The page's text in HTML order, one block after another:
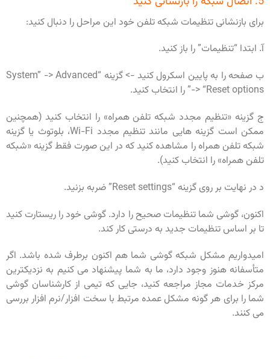
برای بازنشانی تنظیمات شبکه تلفن خود این مراحل را دنبال کنید:
آ. ابتدا “تنظیمات” را باز کنید.
ب صفحه را به پایین اسکرول کنید -> گزینه “System” -> Advanced
-> “Reset options” را انتخاب کنید.
ج گزینه «تنظیم مجدد شبکه تلفن همراه» را انتخاب کنید (همچنین
ممکن است گزینه هایی مانند تنظیم مجدد Wi-Fi، بلوتوث یا گزینه
شبکه تلفن همراه را مشاهده کنید که در این صورت فقط گزینه «شبکه
تلفن همراه» را انتخاب کنید).
د در نهایت بر روی گزینه “Reset settings” ضربه بزنید.
اکنون، گوشی شما تنظیمات صحیح را دارد. گوشی خود را ریستارت کنید
تا بر اساس تنظیمات جدید به درستی کار کند.
امیدواریم مشکل شبکه گوشی شما هم اکنون برطرف شده باشد. اگر
متأسفانه هنوز وجود دارد، ما به شما پیشنهاد می کنیم به نزدیکترین
مرکز خدمات مجاز مراجعه کنید، جایی که تیمی از کارشناسان گوشی
شما را برای هر گونه مشکل عمده مرتبط با سخت افزار/نرم افزار بررسی
می کنند.